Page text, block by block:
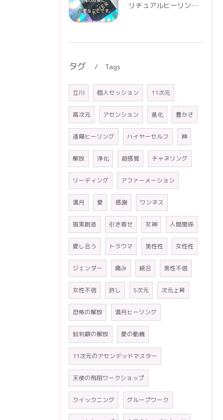
リチュアルヒーリングセンター
タグ Tags
立川 個人セッション 11次元
高次元 アセンション 進化 豊かさ
遠隔ヒーリング ハイヤーセルフ 神
解放 浄化 超感覚 チャネリング
リーディング アファーメーション
満月 愛 感謝 ワンネス
現実創造 引き寄せ 女神 人間関係
愛し合う トラウマ 男性性 女性性
ジェンダー 痛み 統合 男性不信
女性不信 許し 5次元 次元上昇
恐怖の解放 満月ヒーリング
批判癖の解放 愛の動機
11次元のアセンデッドマスター
天使の飛翔ワークショップ
クイックニング グループワーク